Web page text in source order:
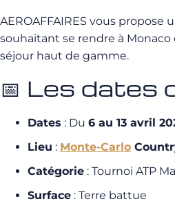
AEROAFFAIRES vous propose
souhaitant se rendre à
séjour haut de gamme.
📅 Les dates
Dates : Du 6 au 13 avril
Lieu : Monte-Carlo
Catégorie : Tournoi ATP
Surface : Terre battue